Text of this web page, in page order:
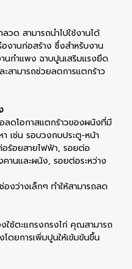
วด สามารถนำไปใช้งานได้
งานก่อสร้าง ซึ่งสำหรับงาน
นกำแพง ฉาบปูนเสริมแรงยึด
สามารถช่วยลดการแตกร้าว
ลดโอกาสแตกร้าวของผนังที่มี
เช่น รอบวงกบประตู-หน้า
ร้อยสายไฟฟ้า, รอยต่อ
คานและผนัง, รอยต่อระหว่าง
ว่างเล็กๆ ทำให้สามารถลด
ใช้ตะแกรงกรงไก่ คุณสามารถ
ดยการเพิ่มปูนให้เข้มข้นขึ้น